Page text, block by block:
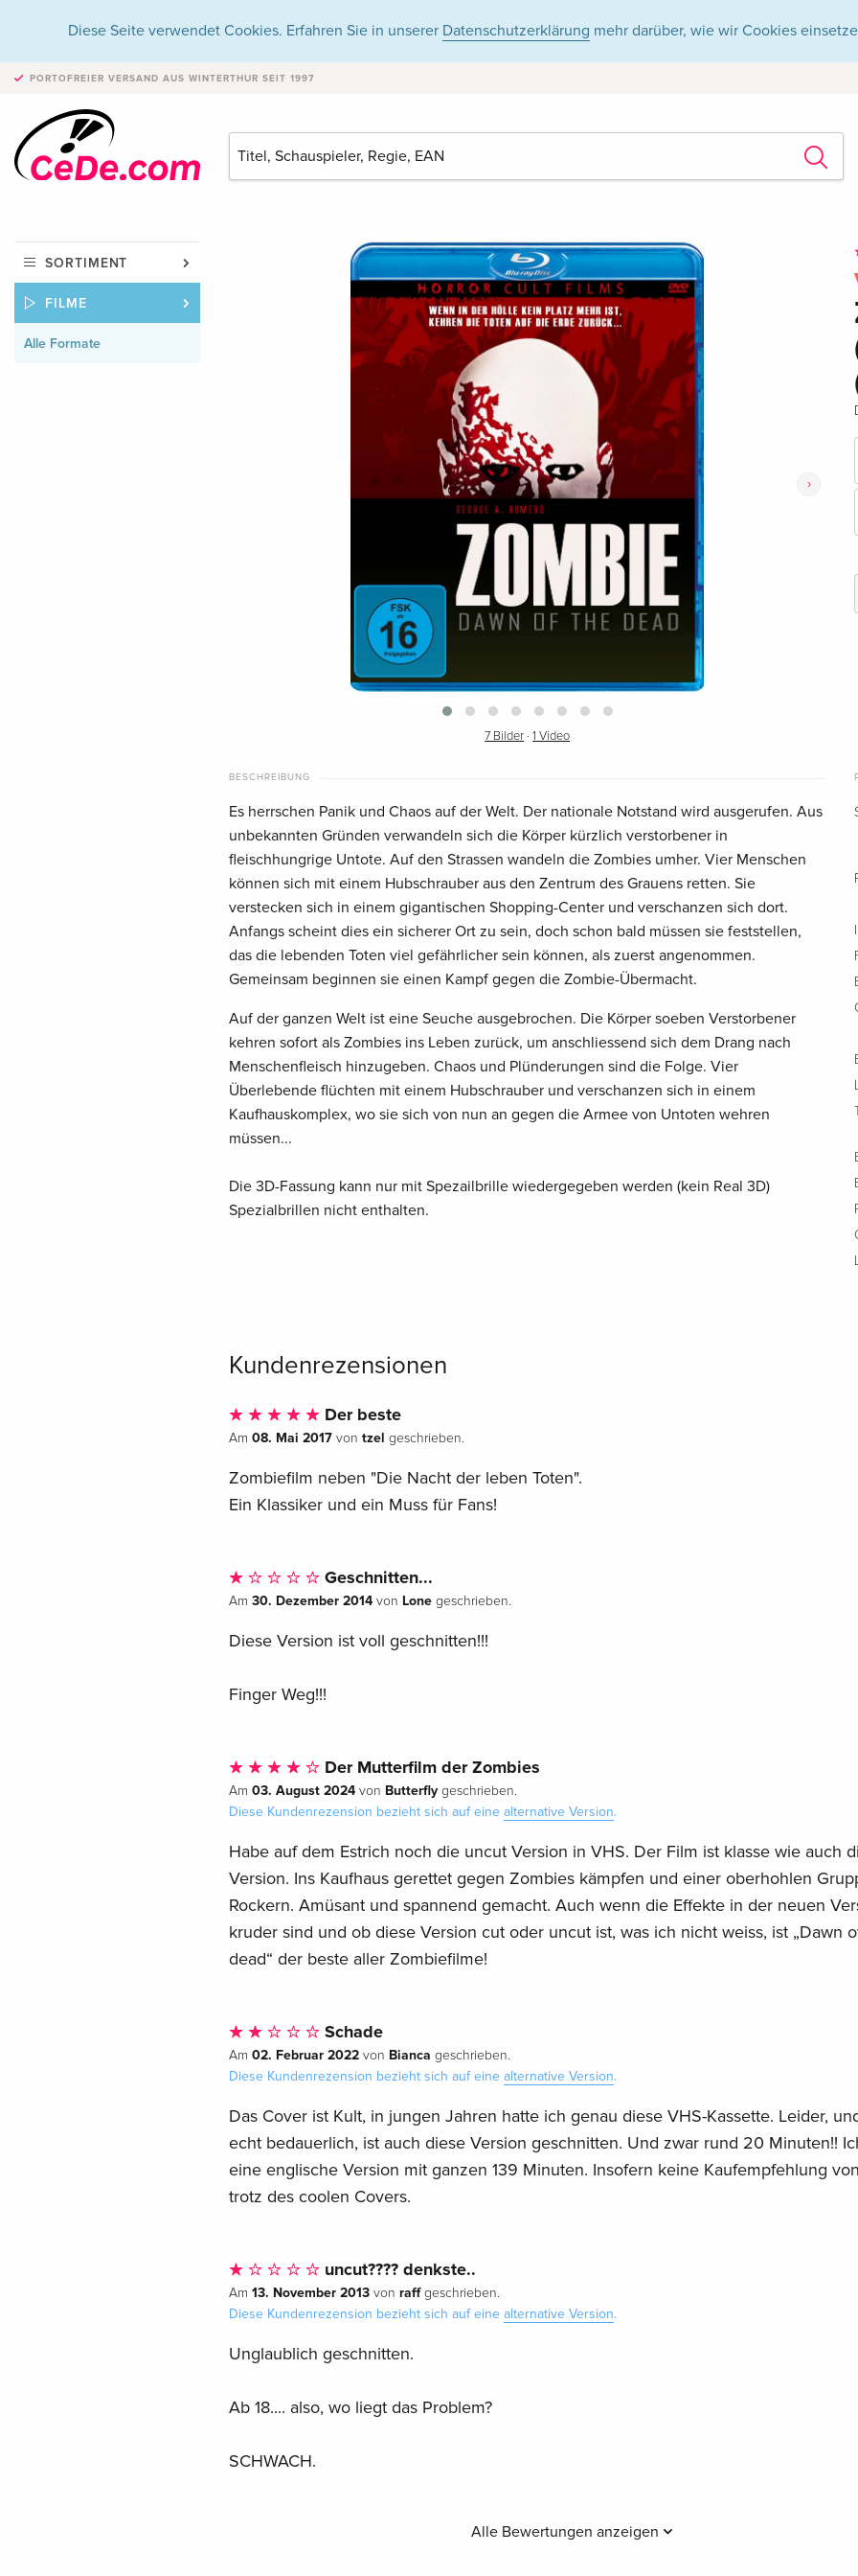
Diese Seite verwendet Cookies. Erfahren Sie in unserer Datenschutzerklärung mehr darüber, wie wir Cookies
PORTOFREIER VERSAND AUS WINTERTHUR SEIT 1997
SORTIMENT
FILME
Alle Formate
›
7 Bilder ·1 Video
BESCHREIBUNG
Es herrschen Panik und Chaos auf der Welt. Der nationale Notstand wird ausgerufen. Aus
unbekannten Gründen verwandeln sich die Körper kürzlich verstorbener in
fleischhungrige Untote. Auf den Strassen wandeln die Zombies umher. Vier Menschen
können sich mit einem Hubschrauber aus den Zentrum des Grauens retten. Sie
verstecken sich in einem gigantischen Shopping-Center und verschanzen sich dort.
Anfangs scheint dies ein sicherer Ort zu sein, doch schon bald müssen sie feststellen,
das die lebenden Toten viel gefährlicher sein können, als zuerst angenommen.
Gemeinsam beginnen sie einen Kampf gegen die Zombie-Übermacht.
Auf der ganzen Welt ist eine Seuche ausgebrochen. Die Körper soeben Verstorbener
kehren sofort als Zombies ins Leben zurück, um anschliessend sich dem Drang nach
Menschenfleisch hinzugeben. Chaos und Plünderungen sind die Folge. Vier
Überlebende flüchten mit einem Hubschrauber und verschanzen sich in einem
Kaufhauskomplex, wo sie sich von nun an gegen die Armee von Untoten wehren
müssen...
Die 3D-Fassung kann nur mit Spezailbrille wiedergegeben werden (kein Real 3D)
Spezialbrillen nicht enthalten.
Kundenrezensionen
Der beste
Am 08. Mai 2017von tzel geschrieben.
Zombiefilm neben "Die Nacht der leben Toten".
Ein Klassiker und ein Muss für Fans!
Geschnitten...
Am 30. Dezember 2014von Lonegeschrieben.
Diese Version ist voll geschnitten!!!
Finger Weg!!!
Der Mutterfilm der Zombies
Am 03. August 2024von Butterflygeschrieben.
Diese Kundenrezension bezieht sich auf eine alternative Version.
Habe auf dem Estrich noch die uncut Version in VHS. Der Film ist klasse wie auch
Version. Ins Kaufhaus gerettet gegen Zombies kämpfen und einer oberhohlen
Rockern. Amüsant und spannend gemacht. Auch wenn die Effekte in der neuen
kruder sind und ob diese Version cut oder uncut ist, was ich nicht weiss, ist „Dawn
dead“ der beste aller Zombiefilme!
Schade
Am 02. Februar 2022von Bianca geschrieben.
Diese Kundenrezension bezieht sich auf eine alternative Version.
Das Cover ist Kult, in jungen Jahren hatte ich genau diese VHS-Kassette. Leider,
echt bedauerlich, ist auch diese Version geschnitten. Und zwar rund 20 Minuten!!
eine englische Version mit ganzen 139 Minuten. Insofern keine Kaufempfehlung
trotz des coolen Covers.
uncut???? denkste..
Am 13. November 2013von raffgeschrieben.
Diese Kundenrezension bezieht sich auf eine alternative Version.
Unglaublich geschnitten.
Ab 18.... also, wo liegt das Problem?
SCHWACH.
Alle Bewertungen anzeigen